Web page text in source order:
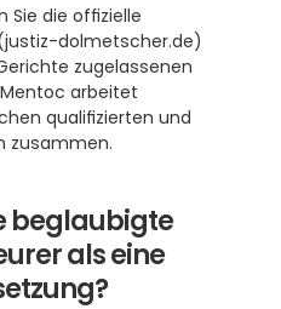
Sie die offizielle
dolmetscher.de)
zugelassenen
arbeitet
qualifizierten und
zusammen.
beglaubigte
als eine